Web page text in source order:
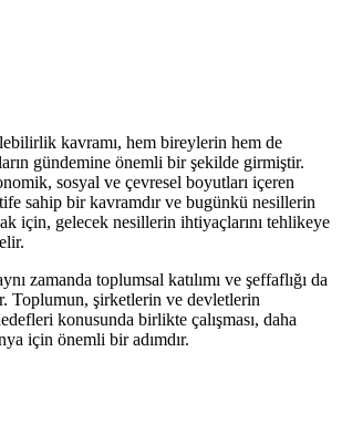
kavramı, hem bireylerin hem de
gündemine önemli bir şekilde girmiştir.
sosyal ve çevresel boyutları içeren
sahip bir kavramdır ve bugünkü nesillerin
için, gelecek nesillerin ihtiyaçlarını tehlikeye
zamanda toplumsal katılımı ve şeffaflığı da
Toplumun, şirketlerin ve devletlerin
konusunda birlikte çalışması, daha
için önemli bir adımdır.